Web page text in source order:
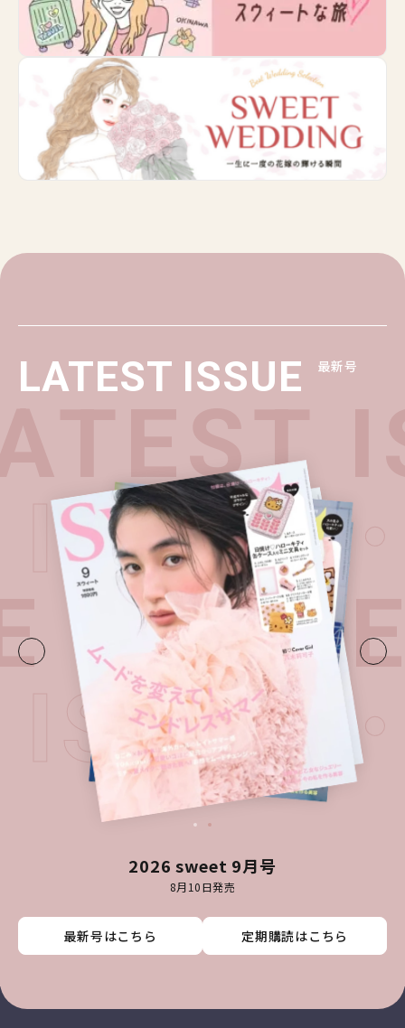
LATEST ISSUE 最新号
2026 sweet 9月号
8月10日発売
最新号はこちら 定期購読はこちら
最新号はこちら 定期購読はこちら
最新号はこちら 定期購読はこちら
最新号はこちら 定期購読はこちら